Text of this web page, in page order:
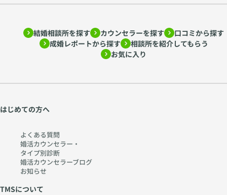
結婚相談所を探す カウンセラーを探す
口コミから探す
成婚レポートから探す
相談所を紹介してもらう
お気に入り
はじめての方へ
よくある質問
婚活カウンセラー・
タイプ別診断
婚活カウンセラーブログ
お知らせ
TMSについて